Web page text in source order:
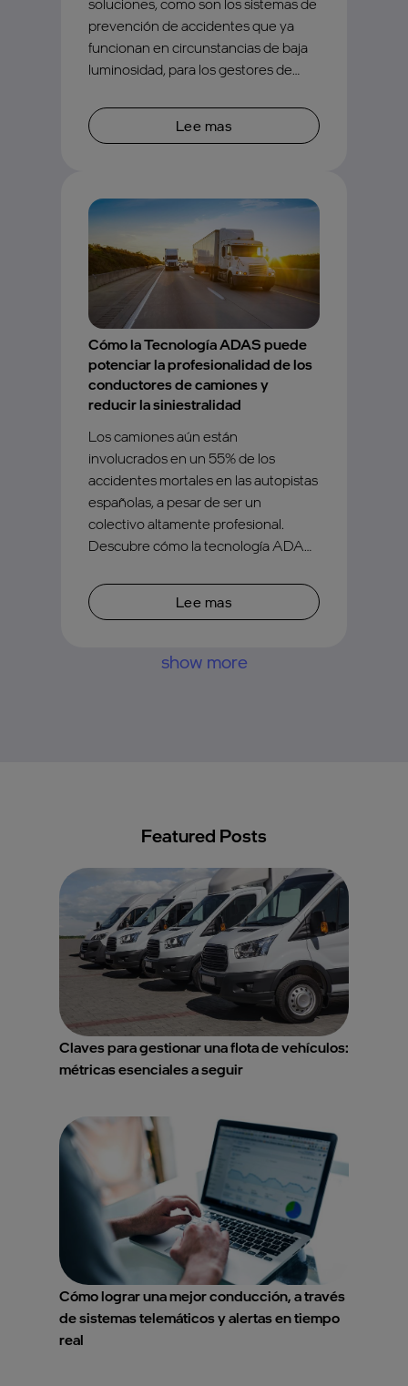
soluciones, como son los sistemas de
prevención de accidentes que ya
funcionan en circunstancias de baja
luminosidad, para los gestores de
sus conductores.
Lee mas
Cómo la Tecnología ADAS puede
potenciar la profesionalidad de los
conductores de camiones y
reducir la siniestralidad
Los camiones aún están
involucrados en un 55% de los
accidentes mortales en las autopistas
españolas, a pesar de ser un
colectivo altamente profesional.
Descubre cómo la tecnología ADAS
siniestralidad y modificar ciertas
conductas de riesgo, hacia hábitos
Lee mas
show more
Featured Posts
Claves para gestionar una flota de vehículos:
métricas esenciales a seguir
Cómo lograr una mejor conducción, a través
de sistemas telemáticos y alertas en tiempo
real